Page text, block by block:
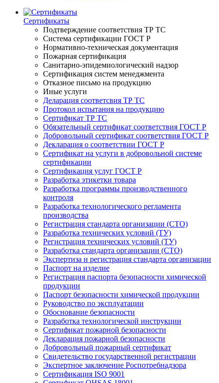
Сертификаты
Подтверждение соответствия ТР ТС
Система сертификации ГОСТ Р
Нормативно-техническая документация
Пожарная сертификация
Санитарно-эпидемиологический надзор
Сертификация систем менеджмента
Отказное письмо на продукцию
Иные услуги
Деларация соответсвия ТР ТС
Протокол испытания на продукцию
Сертификат ТР ТС
Обязательный сертификат соответствия ГОСТ Р
Добровольный сертификат соответствия ГОСТ Р
Декларация о соответствии ГОСТ Р
Сертификат на услуги в добровольной системе
сертификации
Сертификация услуг ГОСТ Р
Разработка этикетки товара
Разработка программы производственного
контроля
Разработка технологического регламента
производства
Регистрация стандарта организации (СТО)
Разработка технических условий (ТУ)
Регистрация технических условий (ТУ)
Разработка стандарта организации (СТО)
Экспертиза и регистрация стандарта организации
Паспорт на изделие
Регистрация паспорта безопасности химической
продукции
Паспорт безопасности химической продукции
Руководство по эксплуатации
Обоснование безопасности
Разработка технологической инструкции
Сертификат пожарной безопасности
Декларация пожарной безопасности
Добровольный пожарный сертификат
Свидетельство государственной регистрации
Экспертное заключение Роспотребнадзора
Сертификация ISO 9001